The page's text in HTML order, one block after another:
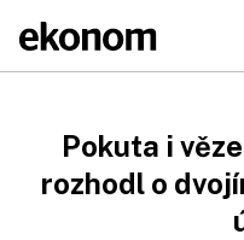
Pokuta i
rozhodl o